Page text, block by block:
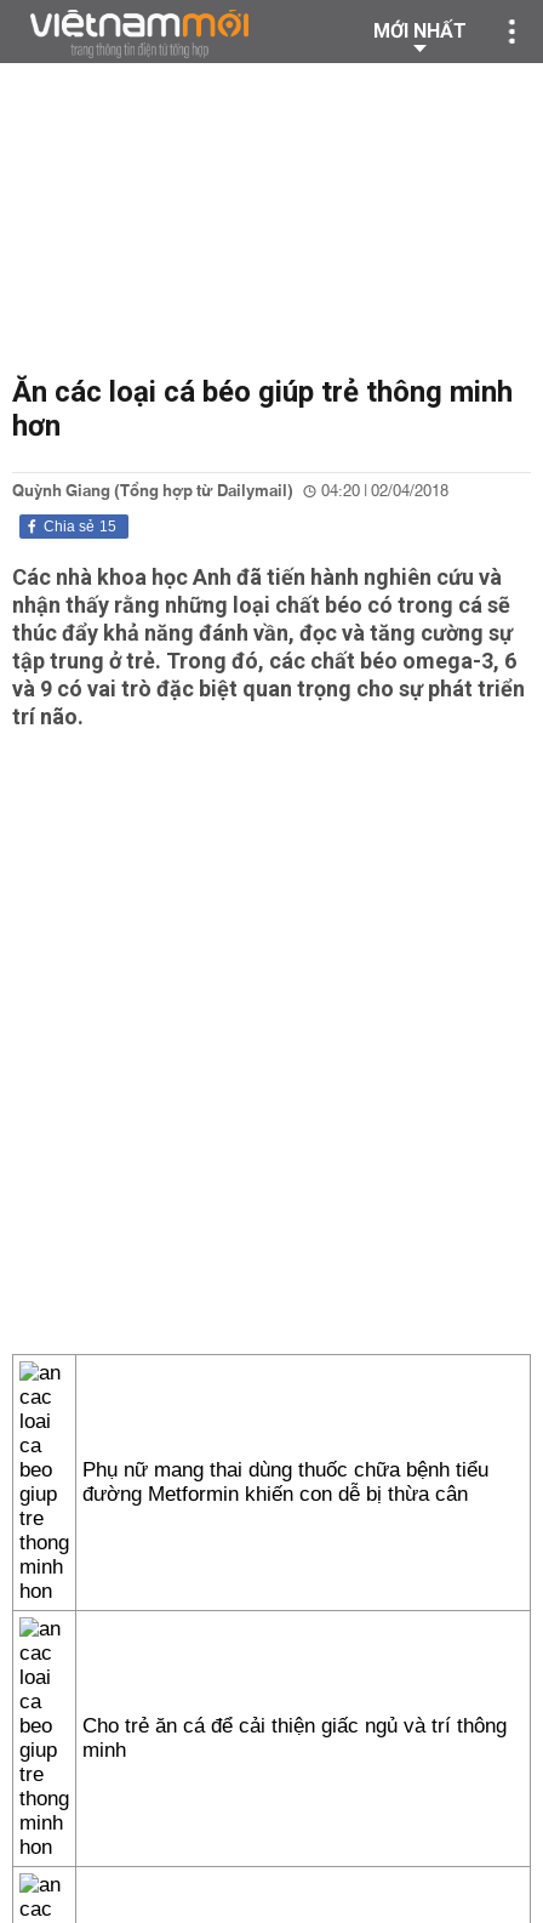
MỚI NHẤT
Ăn các loại cá béo giúp trẻ thông minh
hơn
Quỳnh Giang (Tổng hợp từ Dailymail) 04:20 | 02/04/2018
15
Chia sẻ
Các nhà khoa học Anh đã tiến hành nghiên cứu và
nhận thấy rằng những loại chất béo có trong cá sẽ
thúc đẩy khả năng đánh vần, đọc và tăng cường sự
tập trung ở trẻ. Trong đó, các chất béo omega-3, 6
và 9 có vai trò đặc biệt quan trọng cho sự phát triển
trí não.
Phụ nữ mang thai dùng thuốc chữa bệnh tiểu
đường Metformin khiến con dễ bị thừa cân
Cho trẻ ăn cá để cải thiện giấc ngủ và trí thông
minh